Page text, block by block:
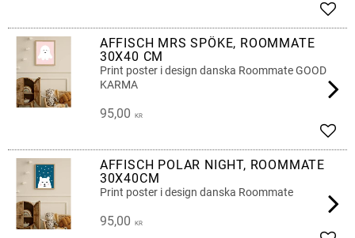
Add
AFFISCH MRS SPÖKE, ROOMMATE
30X40 CM
Print poster i design danska Roommate GOOD
KARMA
95,00 KR
Add
AFFISCH POLAR NIGHT, ROOMMATE
30X40CM
Print poster i design danska Roommate
95,00 KR